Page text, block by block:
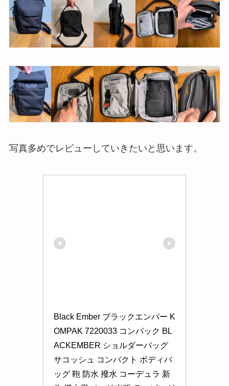
写真多めでレビューしていきたいと思います。
Black Ember ブラックエンバー K
OMPAK 7220033 コンパック BL
ACKEMBER ショルダーバッグ
サコッシュ コンパクト ボディバ
ッグ 鞄 防水 撥水 コーデュラ 新